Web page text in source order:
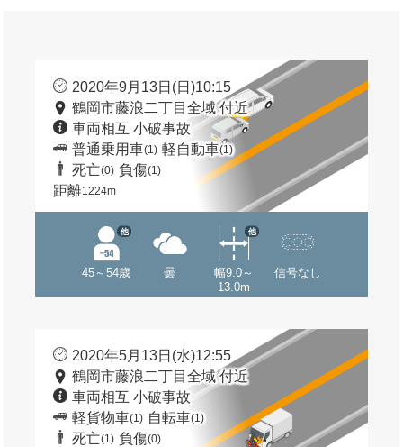
2020年9月13日(日)10:15
鶴岡市藤浪二丁目全域 付近
車両相互 小破事故
普通乗用車(1) 軽自動車(1)
死亡(0) 負傷(1)
距離1224m
45～54歳
他
曇
幅9.0～
13.0m
他
信号なし
2020年5月13日(水)12:55
鶴岡市藤浪二丁目全域 付近
車両相互 小破事故
軽貨物車(1) 自転車(1)
死亡(1) 負傷(0)